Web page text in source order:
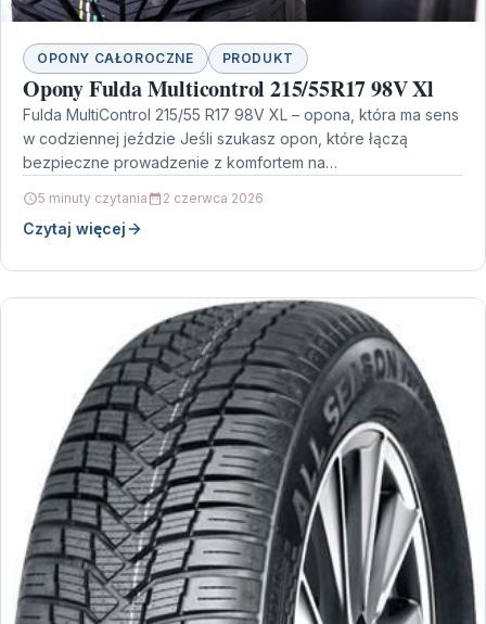
OPONY CAŁOROCZNE PRODUKT
Opony Fulda Multicontrol 215/55R17 98V Xl
Fulda MultiControl 215/55 R17 98V XL – opona, która ma sens
w codziennej jeździe Jeśli szukasz opon, które łączą
bezpieczne prowadzenie z komfortem na…
5 minuty czytania 2 czerwca 2026
Czytaj więcej